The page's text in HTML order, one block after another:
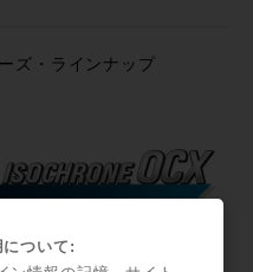
ズ・ラインナップ
ついて: